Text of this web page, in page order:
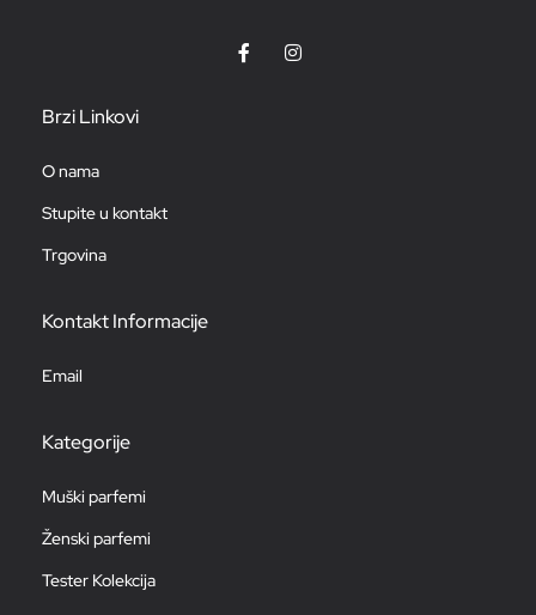
Brzi Linkovi
O nama
Stupite u kontakt
Trgovina
Kontakt Informacije
Email
Kategorije
Muški parfemi
Ženski parfemi
Tester Kolekcija